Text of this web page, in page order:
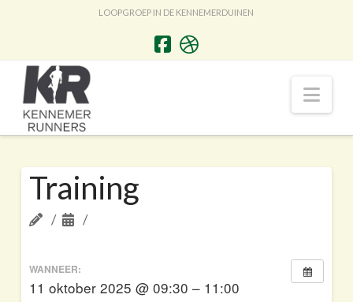
LOOPGROEP IN DE KENNEMERDUINEN
Training
WANNEER:
11 oktober 2025 @ 09:30 – 11:00